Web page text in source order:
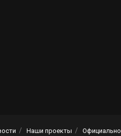
Наши проекты Официально